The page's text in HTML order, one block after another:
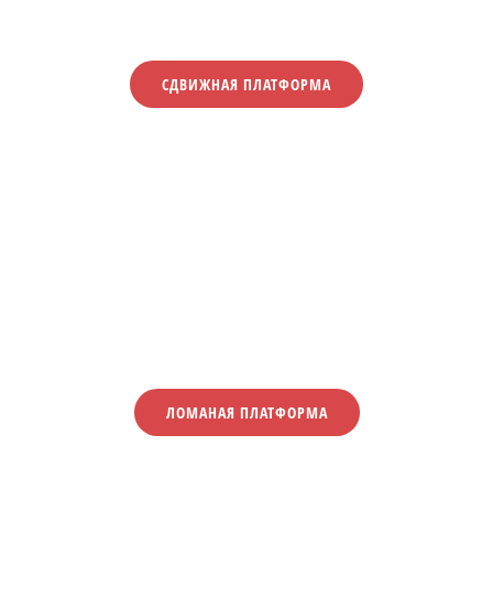
СДВИЖНАЯ ПЛАТФОРМА
ЛОМАНАЯ ПЛАТФОРМА